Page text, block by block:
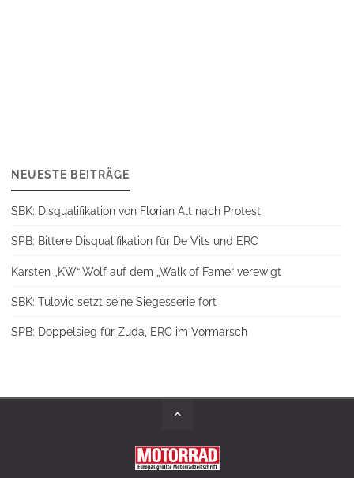
NEUESTE BEITRÄGE
SBK: Disqualifikation von Florian Alt nach Protest
SPB: Bittere Disqualifikation für De Vits und ERC
Karsten „KW“ Wolf auf dem „Walk of Fame“ verewigt
SBK: Tulovic setzt seine Siegesserie fort
SPB: Doppelsieg für Zuda, ERC im Vormarsch
Back